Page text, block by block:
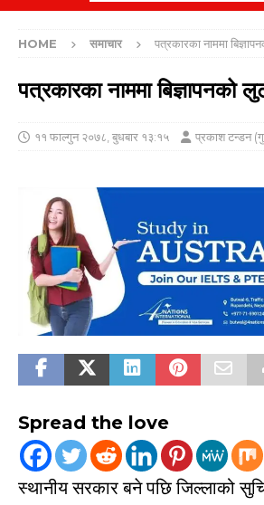
HOME समाचार पत्रकारका नाममा
पत्रकारका नाममा बिज्ञापनको
११ फाल्गुन २०७८, बुधबार १३:१५ प्रकाश टन्डन
Spread the love
स्थानीय सरकार बने पछि जिल्लाको